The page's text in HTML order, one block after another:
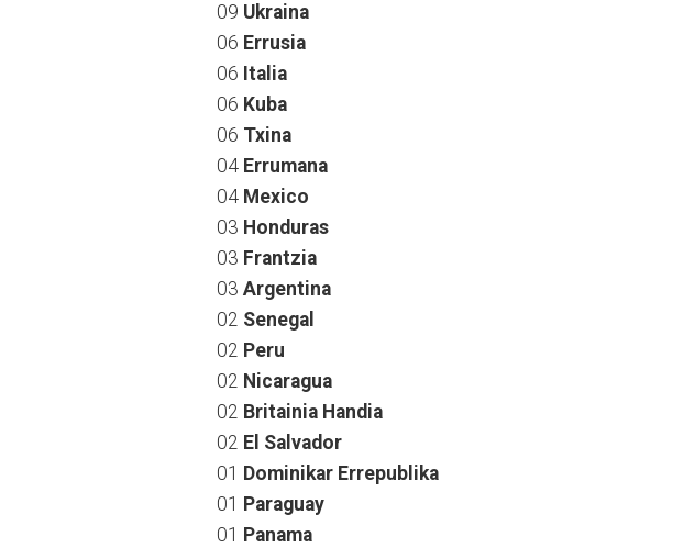
09 Ukraina
06 Errusia
06 Italia
06 Kuba
06 Txina
04 Errumana
04 Mexico
03 Honduras
03 Frantzia
03 Argentina
02 Senegal
02 Peru
02 Nicaragua
02 Britainia Handia
02 El Salvador
01 Dominikar Errepublika
01 Paraguay
01 Panama